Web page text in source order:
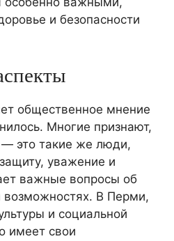
и безопасности
общественное мнение
Многие признают,
— это такие же люди,
уважение и
важные вопросы об
возможностях. В Перми,
и социальной
имеет свои